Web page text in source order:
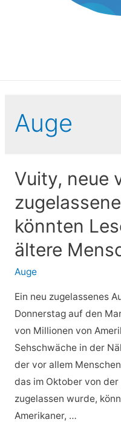
Auge
Vuity, neue
könnten
ältere
Auge
Ein neu zugelassenes
Donnerstag auf den
von Millionen von
Sehschwäche in der
der vor allem
das im Oktober von
zugelassen wurde,
Amerikaner, …